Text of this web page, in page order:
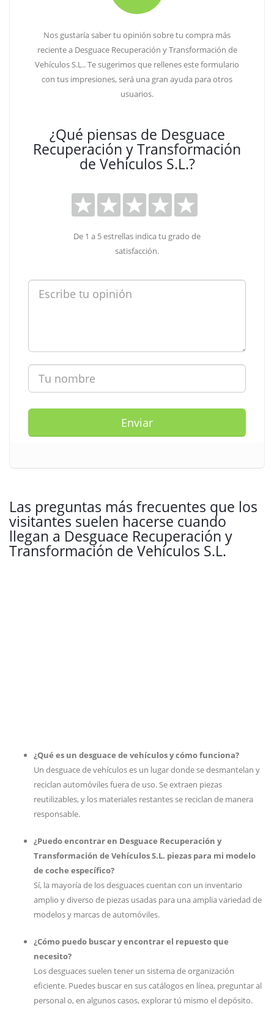
Nos gustaría saber tu opinión sobre tu compra más
reciente a Desguace Recuperación y Transformación de
Vehículos S.L.. Te sugerimos que rellenes este formulario
con tus impresiones, será una gran ayuda para otros
usuarios.
¿Qué piensas de Desguace
Recuperación y Transformación
de Vehículos S.L.?
De 1 a 5 estrellas indica tu grado de
satisfacción.
Enviar
Las preguntas más frecuentes que los
visitantes suelen hacerse cuando
llegan a Desguace Recuperación y
Transformación de Vehículos S.L.
¿Qué es un desguace de vehículos y cómo funciona?
Un desguace de vehículos es un lugar donde se desmantelan y
reciclan automóviles fuera de uso. Se extraen piezas
reutilizables, y los materiales restantes se reciclan de manera
responsable.
¿Puedo encontrar en Desguace Recuperación y
Transformación de Vehículos S.L. piezas para mi modelo
de coche específico?
Sí, la mayoría de los desguaces cuentan con un inventario
amplio y diverso de piezas usadas para una amplia variedad de
modelos y marcas de automóviles.
¿Cómo puedo buscar y encontrar el repuesto que
necesito?
Los desguaces suelen tener un sistema de organización
eficiente. Puedes buscar en sus catálogos en línea, preguntar al
personal o, en algunos casos, explorar tú mismo el depósito.